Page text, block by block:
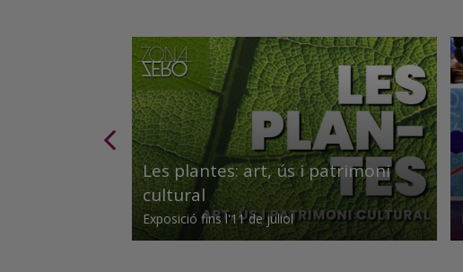
Les plantes: art, ús i patrimoni
cultural
Exposició fins l'11 de juliol